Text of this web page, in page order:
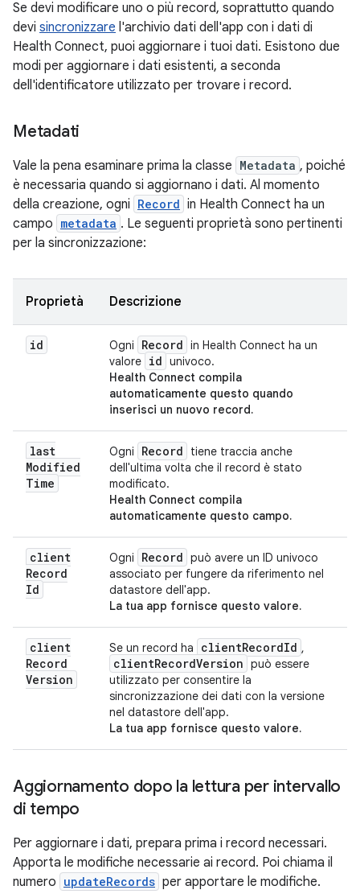
Se devi modificare uno o più record, soprattutto quando
devi sincronizzare l'archivio dati dell'app con i dati di
Health Connect, puoi aggiornare i tuoi dati. Esistono due
modi per aggiornare i dati esistenti, a seconda
dell'identificatore utilizzato per trovare i record.
Metadati
Vale la pena esaminare prima la classe Metadata , poiché
è necessaria quando si aggiornano i dati. Al momento
della creazione, ogni Record in Health Connect ha un
campo metadata . Le seguenti proprietà sono pertinenti
per la sincronizzazione:
Proprietà Descrizione
id Ogni Record in Health Connect ha un
valore id univoco.
Health Connect compila
automaticamente questo quando
inserisci un nuovo record.
last
Modified
Time
Ogni Record
tiene traccia anche
dell'ultima volta che il record è stato
modificato.
Health Connect compila
automaticamente questo campo.
client
Record
Id
Ogni Record può avere un ID univoco
associato per fungere da riferimento nel
datastore dell'app.
La tua app fornisce questo valore.
client
Record
Version
Se un record ha clientRecordId ,
clientRecordVersion può essere
utilizzato per consentire la
sincronizzazione dei dati con la versione
nel datastore dell'app.
La tua app fornisce questo valore.
Aggiornamento dopo la lettura per intervallo
di tempo
Per aggiornare i dati, prepara prima i record necessari.
Apporta le modifiche necessarie ai record. Poi chiama il
numero updateRecords per apportare le modifiche.